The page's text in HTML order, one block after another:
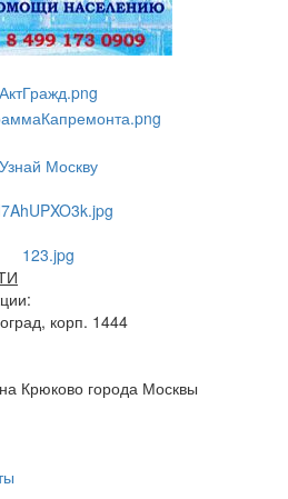
корп. 1444
Крюково города Москвы